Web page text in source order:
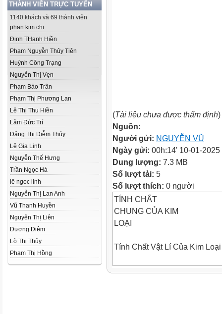
THÀNH VIÊN TRỰC TUYẾN
1140 khách và 69 thành viên
phan kim chi
Đinh THanh Hiền
Phạm Nguyễn Thủy Tiên
Huỳnh Công Trạng
Nguyễn Thị Vẹn
Phạm Bảo Trân
Phạm Thị Phương Lan
Lê Thị Thu Hiền
Lâm Đức Trí
Đặng Thị Diễm Thúy
Lê Gia Linh
Nguyễn Thế Hưng
Trần Ngọc Hà
lê ngoc linh
Nguyễn Thị Lan Anh
Vũ Thanh Huyền
Nguyên Thị Liên
Dương Diêm
Lò Thị Thủy
Phạm Thị Hồng
(Tài liệu chưa được thẩm định)
Nguồn:
Người gửi: NGUYỄN VŨ
Ngày gửi: 00h:14' 10-01-2025
Dung lượng: 7.3 MB
Số lượt tải: 5
Số lượt thích: 0 người
TÍNH CHẤT
CHUNG CỦA KIM
LOẠI
Tính Chất Vật Lí Của Kim Loại